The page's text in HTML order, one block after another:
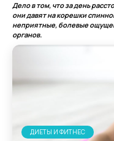
Дело в том, что за день
они давят на корешки
неприятные, болевые
органов.
ДИЕТЫ И ФИТНЕС